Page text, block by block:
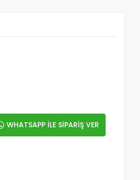
WHATSAPP İLE SİPARİŞ VER